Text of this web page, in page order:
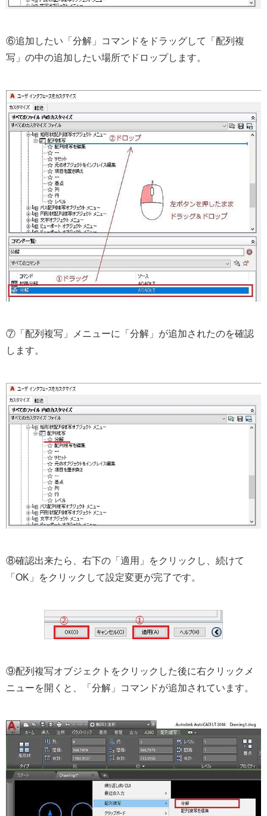
⑥追加したい「分解」コマンドをドラッグして「配列複
写」の中の追加したい場所でドロップします。
⑦「配列複写」メニューに「分解」が追加されたのを確認
します。
⑧確認出来たら、右下の「適用」をクリックし、続けて
「OK」をクリックして設定変更が完了です。
⑨配列複写オブジェクトをクリックした後に右クリックメ
ニューを開くと、「分解」コマンドが追加されています。